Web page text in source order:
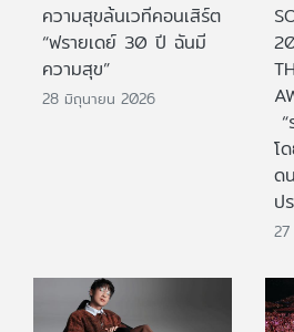
ความสุขล้นเวทีคอนเสิร์ต
“ฟรายเดย์ 30 ปี ฉันมี
ความสุข”
28 มิถุนายน 2026
โ
ด
ป